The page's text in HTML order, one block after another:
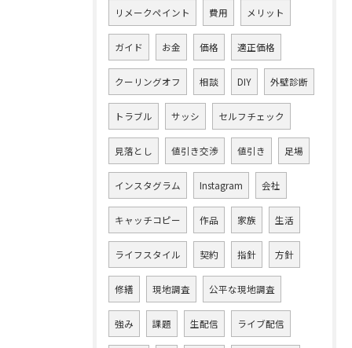
リメークペイント 費用 メリット
ガイド お金 価格 適正価格
クーリングオフ 相談 DIY 外壁診断
トラブル サッシ セルフチェック
見落とし 値引き交渉 値引き 足場
インスタグラム Instagram 会社
キャッチコピー 作品 家族 生活
ライフスタイル 契約 指針 方針
修繕 現地調査 公平な現地調査
強み 課題 生配信 ライブ配信